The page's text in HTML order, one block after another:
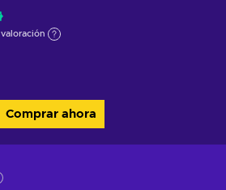
valoración
Comprar ahora